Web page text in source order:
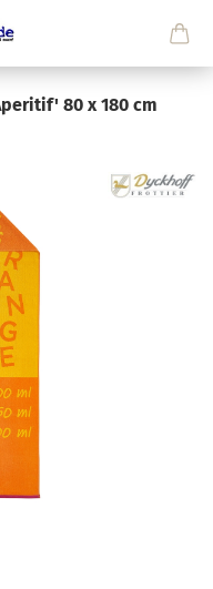
80 x 180 cm